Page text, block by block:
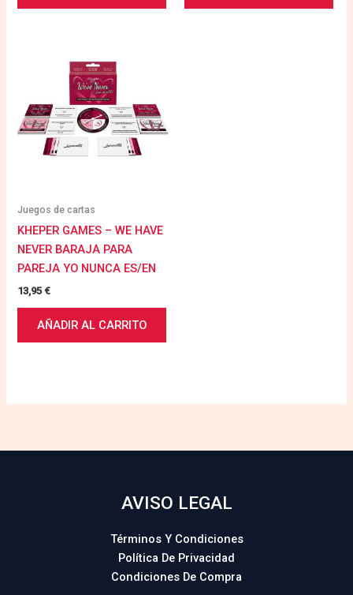
Juegos de cartas
KHEPER GAMES – WE HAVE
NEVER BARAJA PARA
PAREJA YO NUNCA ES/EN
13,95€
AÑADIR AL CARRITO
AVISO LEGAL
Términos Y Condiciones
Política De Privacidad
Condiciones De Compra